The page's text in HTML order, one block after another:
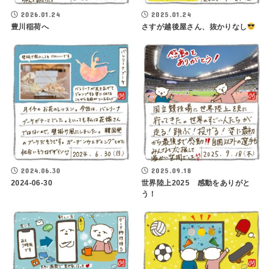
2026.01.24
豊川稲荷へ
2025.01.24
さすが越後屋さん、抜かりなし
2024.06.30
2024-06-30
2025.09.18
世界陸上2025 感動をありがと
う！